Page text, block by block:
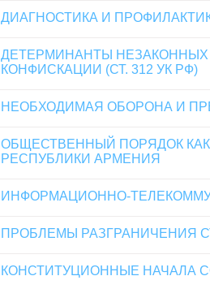
ДИАГНОСТИКА И
ДЕТЕРМИНАНТЫ
КОНФИСКАЦИИ (СТ. 312 УК РФ)
НЕОБХОДИМАЯ ОБОРОНА И
ОБЩЕСТВЕННЫЙ ПОРЯДОК
РЕСПУБЛИКИ АРМЕНИЯ
ИНФОРМАЦИОННО-
ПРОБЛЕМЫ РАЗГРАНИЧЕНИЯ
КОНСТИТУЦИОННЫЕ НАЧАЛА